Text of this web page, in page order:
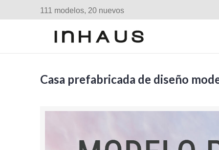
111 modelos, 20 nuevos
Casa prefabricada de diseño